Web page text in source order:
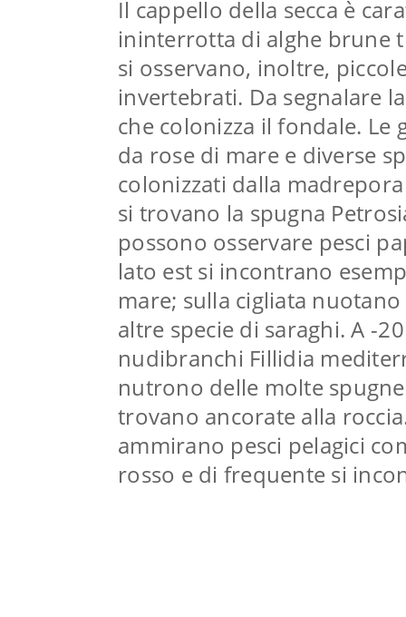
Il cappello della secca è
ininterrotta di alghe brune
si osservano, inoltre,
invertebrati. Da segnalare
che colonizza il fondale.
da rose di mare e diverse
colonizzati dalla
si trovano la spugna
possono osservare pesci
lato est si incontrano
mare; sulla cigliata
altre specie di saraghi. A -
nudibranchi Fillidia
nutrono delle molte
trovano ancorate alla
ammirano pesci pelagici
rosso e di frequente si